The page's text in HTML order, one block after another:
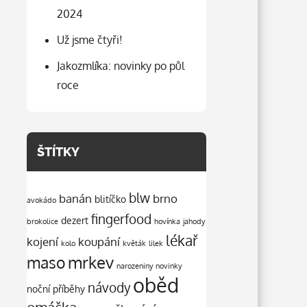
2024
Už jsme čtyři!
Jakozmlíka: novinky po půl
roce
ŠTÍTKY
avokádo banán blitíčko blw brno
brokolice dezert fingerfood hovínka jahody
kojení kolo koupání květák lilek lékař
masomrkev narozeniny novinky
noční příběhy návody oběd